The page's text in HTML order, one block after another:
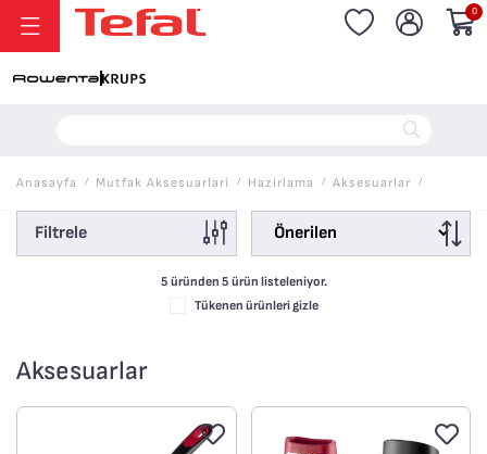
20.000 TL ve Üzeri Alışverişlerinizde Vade Farksız 6 Taksit!
0
Anasayfa / Mutfak Aksesuarlari / Hazirlama / Aksesuarlar /
Filtrele
5 üründen 5 ürün listeleniyor.
Tükenen ürünleri gizle
Aksesuarlar